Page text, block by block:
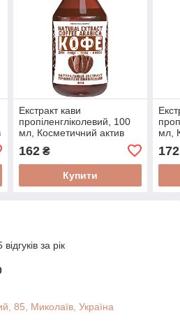
Екстракт кави
пропіленгліколевий, 100
мл, Косметичний актив
162₴
Купити
мл,
172
за рік
85, Миколаїв, Україна